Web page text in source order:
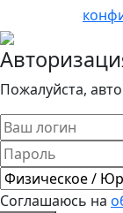
Пожалуйста,
Соглашаюсь на